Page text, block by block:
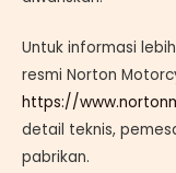
Untuk informasi
resmi Norton
https://
detail teknis,
pabrikan.